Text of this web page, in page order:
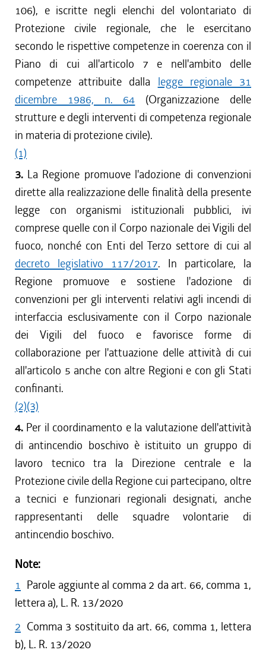
106), e iscritte negli elenchi del volontariato di
Protezione civile regionale, che le esercitano
secondo le rispettive competenze in coerenza con il
Piano di cui all'articolo 7 e nell'ambito delle
competenze attribuite dalla legge regionale 31
dicembre 1986, n. 64 (Organizzazione delle
strutture e degli interventi di competenza regionale
in materia di protezione civile).
(1)
3. La Regione promuove l'adozione di convenzioni
dirette alla realizzazione delle finalità della presente
legge con organismi istituzionali pubblici, ivi
comprese quelle con il Corpo nazionale dei Vigili del
fuoco, nonché con Enti del Terzo settore di cui al
decreto legislativo 117/2017. In particolare, la
Regione promuove e sostiene l'adozione di
convenzioni per gli interventi relativi agli incendi di
interfaccia esclusivamente con il Corpo nazionale
dei Vigili del fuoco e favorisce forme di
collaborazione per l'attuazione delle attività di cui
all'articolo 5 anche con altre Regioni e con gli Stati
confinanti.
(2)(3)
4. Per il coordinamento e la valutazione dell'attività
di antincendio boschivo è istituito un gruppo di
lavoro tecnico tra la Direzione centrale e la
Protezione civile della Regione cui partecipano, oltre
a tecnici e funzionari regionali designati, anche
rappresentanti delle squadre volontarie di
antincendio boschivo.
Note:
1 Parole aggiunte al comma 2 da art. 66, comma 1,
lettera a), L. R. 13/2020
2 Comma 3 sostituito da art. 66, comma 1, lettera
b), L. R. 13/2020